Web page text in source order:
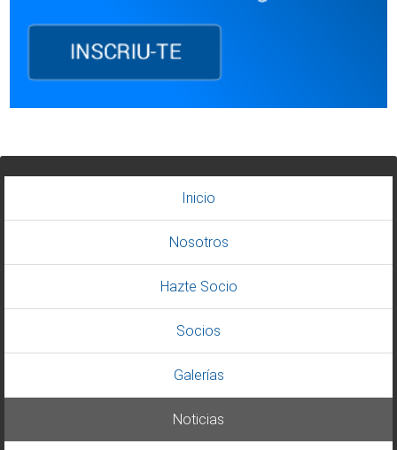
Inicio
Nosotros
Hazte Socio
Socios
Galerías
Noticias